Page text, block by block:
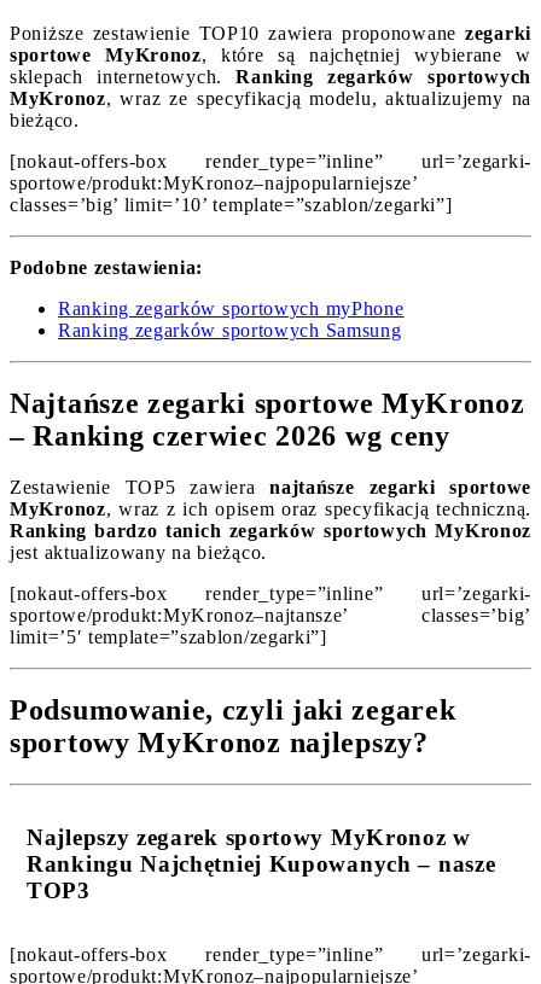
Poniższe zestawienie TOP10 zawiera proponowanezegarki
sportowe MyKronoz, które są najchętniej wybierane w
sklepach internetowych.Ranking zegarków sportowych
MyKronoz, wraz ze specyfikacją modelu, aktualizujemy na
bieżąco.
[nokaut-offers-box render_type=”inline” url=’zegarki-
sportowe/produkt:MyKronoz–najpopularniejsze’
classes=’big’ limit=’10’ template=”szablon/zegarki”]
Podobne zestawienia:
Ranking zegarków sportowych myPhone
Ranking zegarków sportowych Samsung
Najtańsze zegarki sportowe MyKronoz
– Ranking czerwiec 2026 wg ceny
Zestawienie TOP5 zawieranajtańsze zegarki sportowe
MyKronoz, wraz z ich opisem oraz specyfikacją techniczną.
Ranking bardzo tanich zegarków sportowych MyKronoz
jest aktualizowany na bieżąco.
[nokaut-offers-box render_type=”inline” url=’zegarki-
sportowe/produkt:MyKronoz–najtansze’ classes=’big’
limit=’5′ template=”szablon/zegarki”]
Podsumowanie, czyli jaki zegarek
sportowy MyKronoz najlepszy?
Najlepszy zegarek sportowy MyKronoz w
Rankingu Najchętniej Kupowanych – nasze
TOP3
[nokaut-offers-box render_type=”inline” url=’zegarki-
sportowe/produkt:MyKronoz–najpopularniejsze’